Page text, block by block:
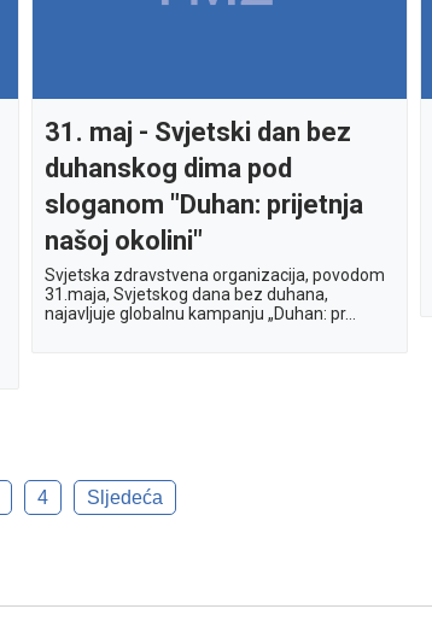
31. maj - Svjetski dan bez
duhanskog dima pod
sloganom "Duhan: prijetnja
našoj okolini"
Svjetska zdravstvena organizacija, povodom
31.maja, Svjetskog dana bez duhana,
najavljuje globalnu kampanju „Duhan: pr...
4 Sljedeća